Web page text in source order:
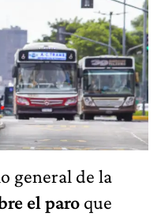
general de la
el paro que